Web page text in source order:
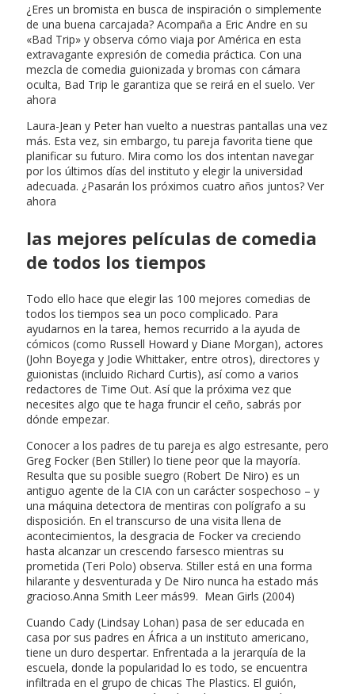
¿Eres un bromista en busca de inspiración o simplemente
de una buena carcajada? Acompaña a Eric Andre en su
«Bad Trip» y observa cómo viaja por América en esta
extravagante expresión de comedia práctica. Con una
mezcla de comedia guionizada y bromas con cámara
oculta, Bad Trip le garantiza que se reirá en el suelo. Ver
ahora
Laura-Jean y Peter han vuelto a nuestras pantallas una vez
más. Esta vez, sin embargo, tu pareja favorita tiene que
planificar su futuro. Mira como los dos intentan navegar
por los últimos días del instituto y elegir la universidad
adecuada. ¿Pasarán los próximos cuatro años juntos? Ver
ahora
las mejores películas de comedia
de todos los tiempos
Todo ello hace que elegir las 100 mejores comedias de
todos los tiempos sea un poco complicado. Para
ayudarnos en la tarea, hemos recurrido a la ayuda de
cómicos (como Russell Howard y Diane Morgan), actores
(John Boyega y Jodie Whittaker, entre otros), directores y
guionistas (incluido Richard Curtis), así como a varios
redactores de Time Out. Así que la próxima vez que
necesites algo que te haga fruncir el ceño, sabrás por
dónde empezar.
Conocer a los padres de tu pareja es algo estresante, pero
Greg Focker (Ben Stiller) lo tiene peor que la mayoría.
Resulta que su posible suegro (Robert De Niro) es un
antiguo agente de la CIA con un carácter sospechoso – y
una máquina detectora de mentiras con polígrafo a su
disposición. En el transcurso de una visita llena de
acontecimientos, la desgracia de Focker va creciendo
hasta alcanzar un crescendo farsesco mientras su
prometida (Teri Polo) observa. Stiller está en una forma
hilarante y desventurada y De Niro nunca ha estado más
gracioso.Anna Smith Leer más99. Mean Girls (2004)
Cuando Cady (Lindsay Lohan) pasa de ser educada en
casa por sus padres en África a un instituto americano,
tiene un duro despertar. Enfrentada a la jerarquía de la
escuela, donde la popularidad lo es todo, se encuentra
infiltrada en el grupo de chicas The Plastics. El guión,